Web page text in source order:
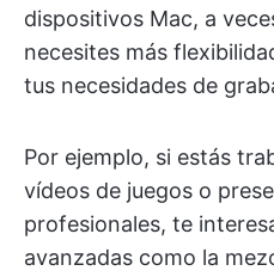
dispositivos Mac, a
necesites más
tus necesidades de
Por ejemplo, si estás
vídeos de juegos o
profesionales, te
avanzadas como la